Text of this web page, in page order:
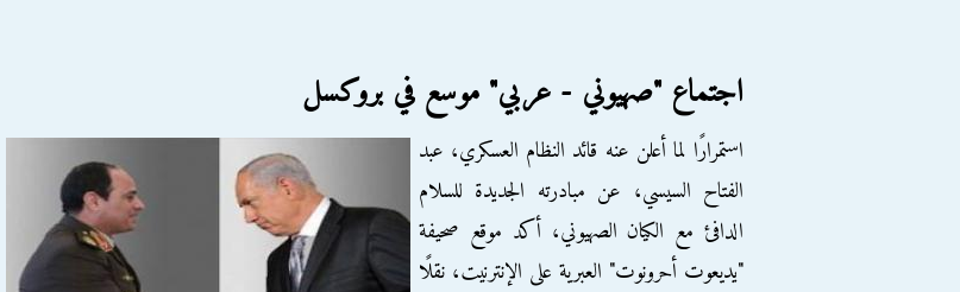
اجتماع "صهيوني - عربي" موسع في بروكسل
استمرارًا لما أعلن عنه قائد النظام العسكري، عبد
الفتاح السيسي، عن مبادرته الجديدة للسلام
الدافئ مع الكيان الصهيوني، أكد موقع صحيفة
"يديعوت أحرونوت" العبرية على الإنترنيت، نقلًا